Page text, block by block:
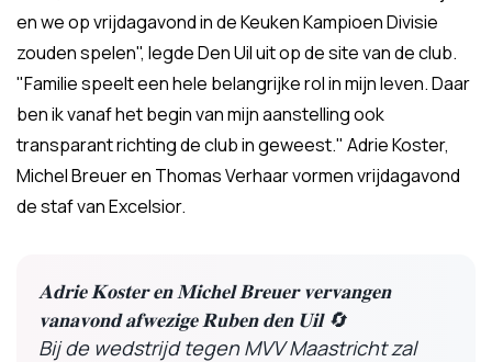
en we op vrijdagavond in de Keuken Kampioen Divisie
zouden spelen", legde Den Uil uit op de site van de club.
"Familie speelt een hele belangrijke rol in mijn leven. Daar
ben ik vanaf het begin van mijn aanstelling ook
transparant richting de club in geweest." Adrie Koster,
Michel Breuer en Thomas Verhaar vormen vrijdagavond
de staf van Excelsior.
𝐀𝐝𝐫𝐢𝐞 𝐊𝐨𝐬𝐭𝐞𝐫 𝐞𝐧 𝐌𝐢𝐜𝐡𝐞𝐥 𝐁𝐫𝐞𝐮𝐞𝐫 𝐯𝐞𝐫𝐯𝐚𝐧𝐠𝐞𝐧
𝐯𝐚𝐧𝐚𝐯𝐨𝐧𝐝 𝐚𝐟𝐰𝐞𝐳𝐢𝐠𝐞 𝐑𝐮𝐛𝐞𝐧 𝐝𝐞𝐧 𝐔𝐢𝐥 🔄
Bij de wedstrijd tegen MVV Maastricht zal